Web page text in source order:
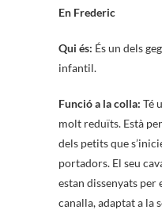
En Frederic
Qui és: És un dels
infantil.
Funció a la colla: Té
molt reduïts. Està
dels petits que
portadors. El seu
estan dissenyats
canalla, adaptat a la